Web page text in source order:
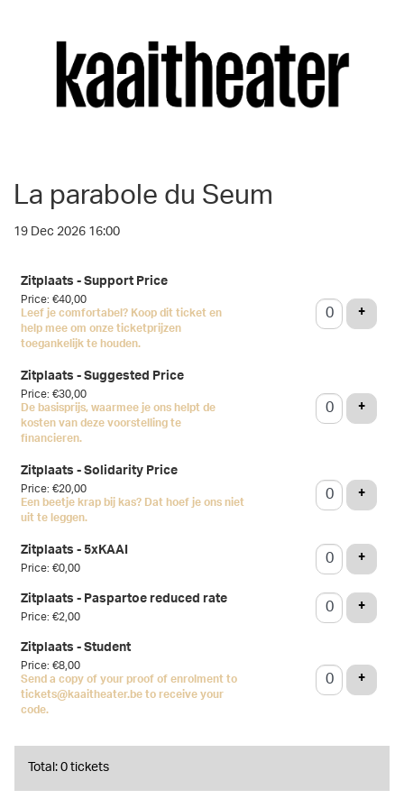
La parabole du Seum
19 Dec 2026 16:00
Zitplaats - Support Price
Price: €40,00
Leef je comfortabel? Koop dit ticket en
help mee om onze ticketprijzen
toegankelijk te houden.
+ADD
Zitplaats - Suggested Price
Price: €30,00
De basisprijs, waarmee je ons helpt de
kosten van deze voorstelling te
financieren.
+ADD
Zitplaats - Solidarity Price
Price: €20,00
Een beetje krap bij kas? Dat hoef je ons niet
uit te leggen.
+ADD
Zitplaats - 5xKAAI
Price: €0,00 +ADD
Zitplaats - Paspartoe reduced rate
Price: €2,00 +ADD
Zitplaats - Student
Price: €8,00
Send a copy of your proof of enrolment to
tickets@kaaitheater.be to receive your
code.
+ADD
Total: 0 tickets